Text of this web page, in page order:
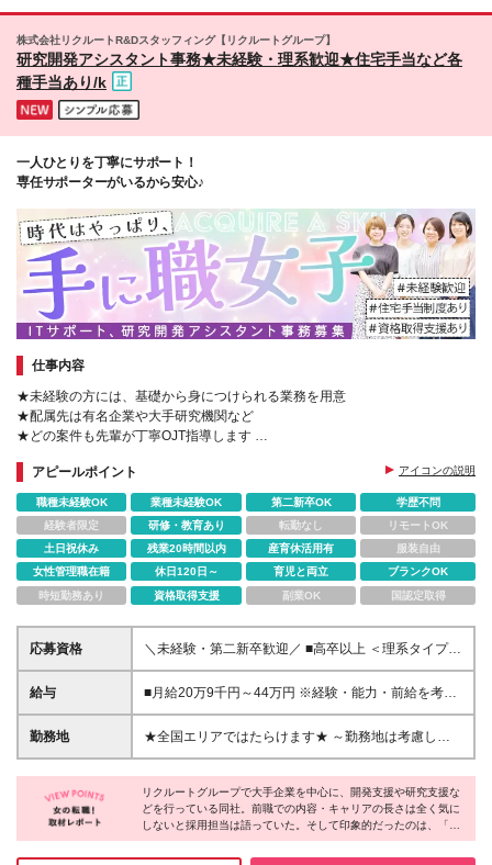
デッドシステムスペシャリスト試験（10万円） ・デ
ィジタル技術検定（情報1級：10万円、制御1級：10
と相談したところ、本当に近くの案件を紹介してもら
えました。通勤時間がかなり減り、とてもありがたい
株式会社リクルートR&Dスタッフィング【リクルートグループ】
研究開発アシスタント事務★未経験・理系歓迎★住宅手当など各
種手当あり/k
一人ひとりを丁寧にサポート！
専任サポーターがいるから安心♪
仕事内容
★未経験の方には、基礎から身につけられる業務を用意
★配属先は有名企業や大手研究機関など
★どの案件も先輩が丁寧OJT指導します
あなたにフィットするものを探します
アピールポイント アイコンの説明
職種未経験OK 業種未経験OK 第二新卒OK
学歴不問
経験者限定
研修・教育あり 転勤なし
リモートOK
土日祝休み
残業20時間以内 産育休活用有
服装自由
女性管理職在籍
休日120日～ 育児と両立
ブランクOK
時短勤務あり
資格取得支援 副業OK 国認定取得
応募資格
＼未経験・第二新卒歓迎／ ■高卒以上 ＜理系タイプの
方は大歓迎です＞ ・モノゴトをじっくり考えるのが
好きな方 ・実験や化学と聞くとワクワクする方 ・コ
ーしますので、 全くの未経験でも安心してご応募く
ださい♪
給与
■月給20万9千円～44万円 ※経験・能力・前給を考慮
の上、決定いたします ※時間外手当100％支給 ※派遣
就業先が変更となる場合には、就業規則、労使協定等
た希望も配属の際に考慮します。 ＜手当＞ ■職務担当
手当 ■通勤手当（上限月3万円） ■残業手当（全額支
給） ■住宅手当（5割を会社負担／就業規則に定める
勤務地
★全国エリアではたらけます★ ～勤務地は考慮しま
す～ ■東北エリア／青森・岩手・宮城・秋田・山形・
福島 ■関東エリア／東京・埼玉・神奈川・千葉・茨
城・栃木・群馬 ■北信越エリア／長野・山梨・福井 ■
東海エリア／静岡・愛知・岐阜・三重 ■関西エリア／
大阪・京都・奈良・兵庫・滋賀 ■中国・四国エリア／
広島・岡山・山口・香川 ■九州エリア／福岡・長崎・
リクルートグループで大手企業を中心に、開発支援や研究支援な
どを行っている同社。前職での内容・キャリアの長さは全く気に
しないと採用担当は語っていた。そして印象的だったのは、「当
社で経験を積んで、それを他社で活かしたいと思うようになった
ら、転職という選択肢も大いにアリです」という一言。その時々